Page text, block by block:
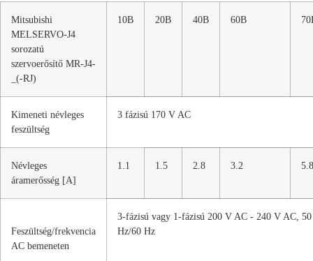
Mitsubishi
MELSERVO-J4
sorozatú
szervoerősítő MR-J4-
_(-RJ)
10B 20B 40B 60B
Kimeneti névleges
feszültség
3 fázisú 170 V AC
Névleges
áramerősség [A]
1.1 1.5 2.8 3.2 5.8
Feszültség/frekvencia
AC bemeneten
3-fázisú vagy 1-fázisú 200 V AC - 240 V AC, 50
Hz/60 Hz